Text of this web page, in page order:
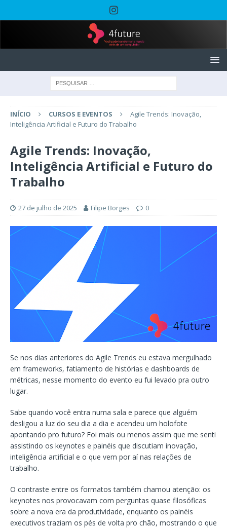
INÍCIO CURSOS E EVENTOS
Agile Trends: Inovação,
Inteligência Artificial e Futuro do Trabalho
Agile Trends: Inovação,
Inteligência Artificial e Futuro do
Trabalho
27 de julho de 2025 Filipe Borges 0
Se nos dias anteriores do Agile Trends eu estava mergulhado
em frameworks, fatiamento de histórias e dashboards de
métricas, nesse momento do evento eu fui levado pra outro
lugar.
Sabe quando você entra numa sala e parece que alguém
desligou a luz do seu dia a dia e acendeu um holofote
apontando pro futuro? Foi mais ou menos assim que me senti
assistindo os keynotes e painéis que discutiam inovação,
inteligência artificial e o que vem por aí nas relações de
trabalho.
O contraste entre os formatos também chamou atenção: os
keynotes nos provocavam com perguntas quase filosóficas
sobre a nova era da produtividade, enquanto os painéis
executivos traziam os pés de volta pro chão, mostrando o que